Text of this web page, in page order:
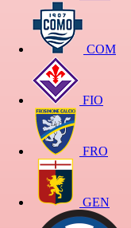
COM
FIO
FRO
GEN